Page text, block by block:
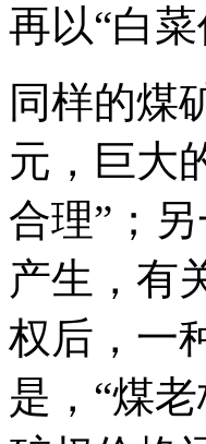
再以“白菜
同样的煤
元，巨大
合理”；
产生，有
权后，一
是，“煤